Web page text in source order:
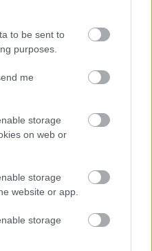
to be sent to
purposes.
me
storage
on web or
storage
website or app.
storage
másodpercet javított a